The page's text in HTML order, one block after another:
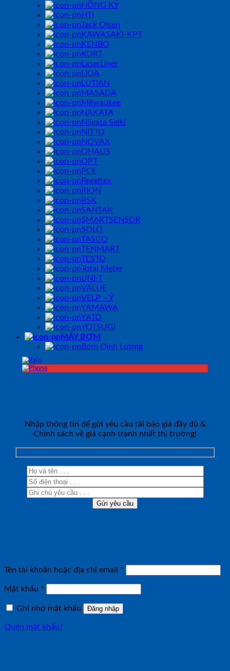
HỒNG KÝ
HTI
Jack Olsen
KAWASAKI-KPT
KENBO
KORT
LaserLiner
LIOA
LUTIAN
MASADA
Milwaukee
NAKATA
Niigata Seiki
NITTO
NOVAX
OHAUS
OPT
PCE
Regeltex
RION
RSK
SANTAK
SMARTSENSOR
SOLO
TASCO
TENMART
TESTO
Total Meter
UNI-T
VALUE
VELP – Ý
YAMAWA
YATO
YOTSUGI
MÁY BƠM
Bơm Định Lượng
Nhập thông tin để gửi yêu cầu tải báo giá đầy đủ &
Chính sách về giá cạnh tranh nhất thị trường!
Tên tài khoản hoặc địa chỉ email *
Mật khẩu *
Ghi nhớ mật khẩu
Đăng nhập
Quên mật khẩu?